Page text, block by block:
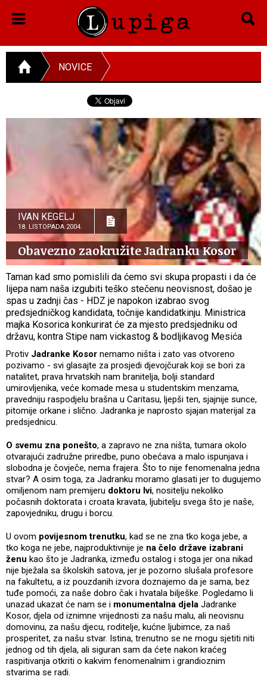
NOVICE
IVAN KEGELJ
18. LISTOPADA 2004.
Obavezno zaokružite Jadranku Kosor
Taman kad smo pomislili da ćemo svi skupa propasti i da će
lijepa nam naša izgubiti teško stečenu neovisnost, došao je
spas u zadnji čas - HDZ je napokon izabrao svog
predsjedničkog kandidata, točnije kandidatkinju. Ministrica
majka Kosorica konkurirat će za mjesto predsjedniku od
državu, kontra Stipe nam vickastog & bodljikavog Mesića
Protiv Jadranke Kosor nemamo ništa i zato vas otvoreno
pozivamo - svi glasajte za prosjedi djevojčurak koji se bori za
natalitet, prava hrvatskih nam branitelja, bolji standard
umirovljenika, veće komade mesa u studentskim menzama,
pravedniju raspodjelu brašna u Caritasu, ljepši ten, sjajnije sunce,
pitomije orkane i slično. Jadranka je naprosto sjajan materijal za
predsjednicu.
O svemu zna ponešto, a zapravo ne zna ništa, tumara okolo
otvarajući zadružne priredbe, puno obećava a malo ispunjava i
slobodna je čovječe, nema frajera. Što to nije fenomenalna jedna
stvar? A osim toga, za Jadranku moramo glasati jer to dugujemo
omiljenom nam premijeru doktoru Ivi, nositelju nekoliko
počasnih doktorata i croata kravata, ljubitelju svega što je naše,
zapovjedniku, drugu i borcu.
U ovom povijesnom trenutku, kad se ne zna tko koga jebe, a
tko koga ne jebe, najproduktivnije je na čelo države izabrani
ženu kao što je Jadranka, između ostalog i stoga jer ona nikad
nije bježala sa školskih satova, jer je pozorno slušala profesore
na fakultetu, a iz pouzdanih izvora doznajemo da je sama, bez
tuđe pomoći, za naše dobro čak i hvatala bilješke. Pogledamo li
unazad ukazat će nam se i monumentalna djela Jadranke
Kosor, djela od iznimne vrijednosti za našu malu, ali neovisnu
domovinu, za našu djecu, roditelje, kućne ljubimce, za naš
prosperitet, za našu stvar. Istina, trenutno se ne mogu sjetiti niti
jednog od tih djela, ali siguran sam da ćete nakon kraćeg
raspitivanja otkriti o kakvim fenomenalnim i grandioznim
stvarima se radi.